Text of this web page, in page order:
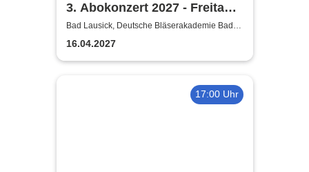
3. Abokonzert 2027 - Freitag |
Sächsische
Bläserphilharmonie
Bad Lausick, Deutsche Bläserakademie Bad
Lausick
16.04.2027
17:00 Uhr